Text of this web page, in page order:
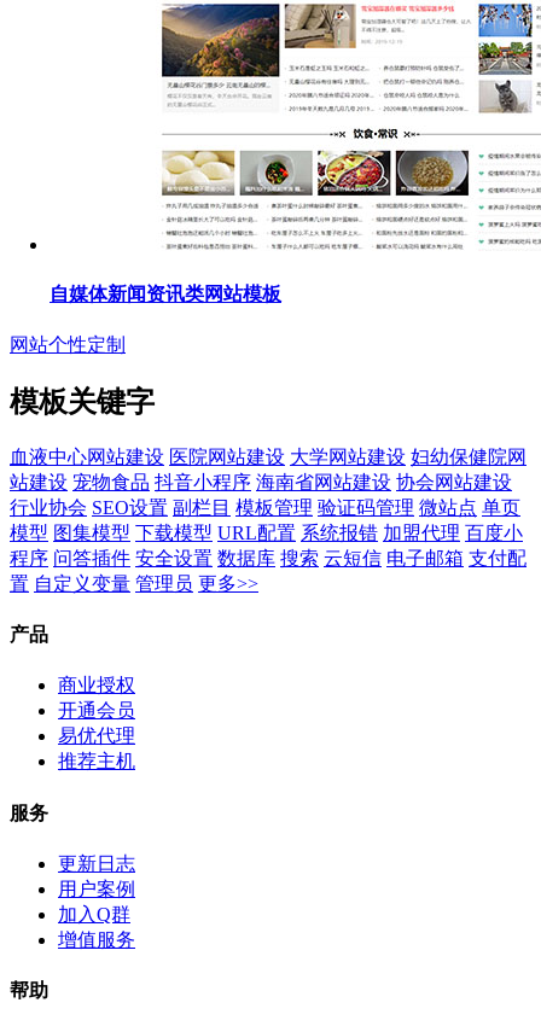
自媒体新闻资讯类网站模板
网站个性定制
模板关键字
血液中心网站建设 医院网站建设 大学网站建设 妇幼保健院网
站建设 宠物食品 抖音小程序 海南省网站建设 协会网站建设
行业协会 SEO设置 副栏目 模板管理 验证码管理 微站点 单页
模型 图集模型 下载模型 URL配置 系统报错 加盟代理 百度小
程序 问答插件 安全设置 数据库 搜索 云短信 电子邮箱 支付配
置 自定义变量 管理员 更多>>
产品
商业授权
开通会员
易优代理
推荐主机
服务
更新日志
用户案例
加入Q群
增值服务
帮助